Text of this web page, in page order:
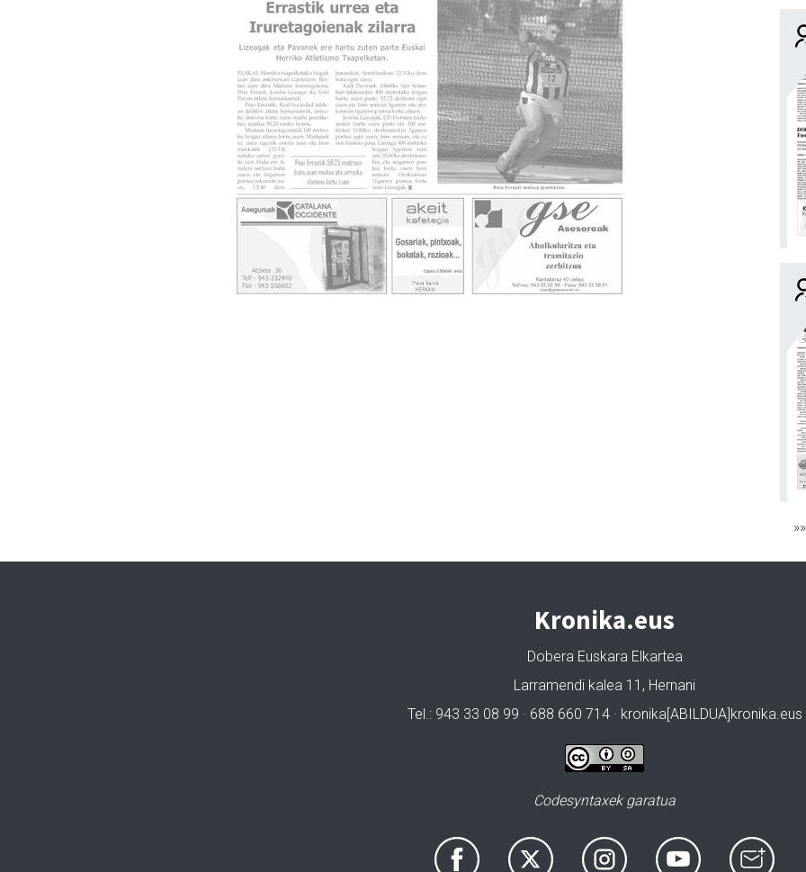
»»
Kronika.eus
Dobera Euskara Elkartea
Larramendi kalea 11, Hernani
Tel.: 943 33 08 99 · 688 660 714 · kronika[ABILDUA]kronika.eus
Codesyntaxek garatua